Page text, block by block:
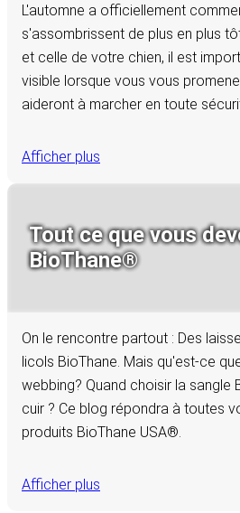
L'automne a officiellement
s'assombrissent de plus en plus
et celle de votre chien, il est
visible lorsque vous vous
aideront à marcher en toute
Afficher plus
Tout ce que vous
BioThane®
On le rencontre partout : Des
licols BioThane. Mais qu'est-ce
webbing? Quand choisir la sangle
cuir ? Ce blog répondra à toutes
produits BioThane USA®.
Afficher plus